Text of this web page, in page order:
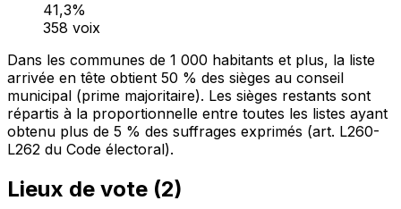
41,3%
358 voix
Dans les communes de 1 000 habitants et plus, la liste
arrivée en tête obtient 50 % des sièges au conseil
municipal (prime majoritaire). Les sièges restants sont
répartis à la proportionnelle entre toutes les listes ayant
obtenu plus de 5 % des suffrages exprimés (art. L260-
L262 du Code électoral).
Lieux de vote (2)